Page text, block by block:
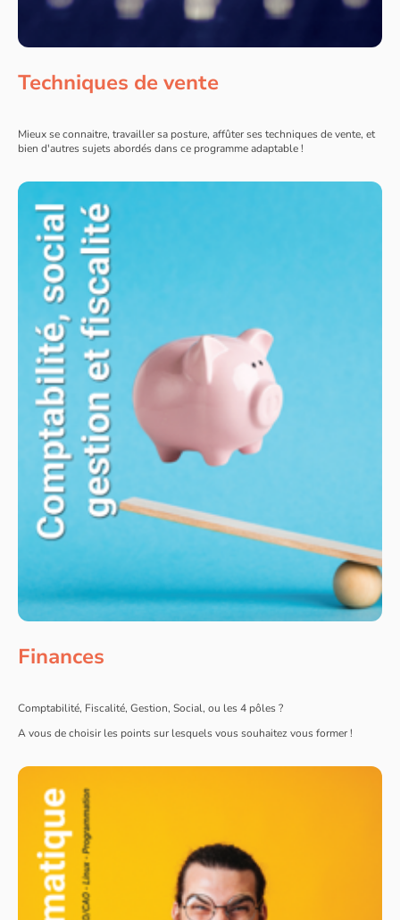
Techniques de vente
Mieux se connaitre, travailler sa posture, affûter ses techniques de vente, et
bien d'autres sujets abordés dans ce programme adaptable !
Finances
Comptabilité, Fiscalité, Gestion, Social, ou les 4 pôles ?
A vous de choisir les points sur lesquels vous souhaitez vous former !